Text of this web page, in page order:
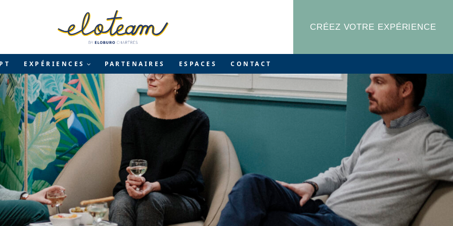
CRÉEZ VOTRE EXPÉRIENCE
EXPÉRIENCES PARTENAIRES ESPACES CONTACT